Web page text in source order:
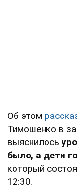
Об этом
Тимошенко в
выяснилось
было, а дети
который
12:30.